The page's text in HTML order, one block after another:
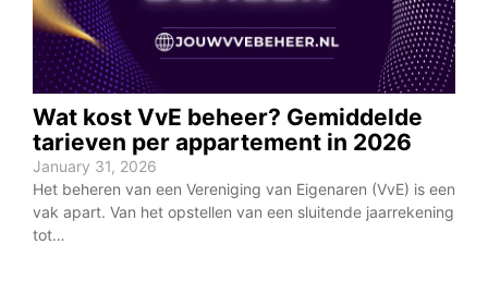
Wat kost VvE beheer? Gemiddelde
tarieven per appartement in 2026
January 31, 2026
Het beheren van een Vereniging van Eigenaren (VvE) is een
vak apart. Van het opstellen van een sluitende jaarrekening
tot…